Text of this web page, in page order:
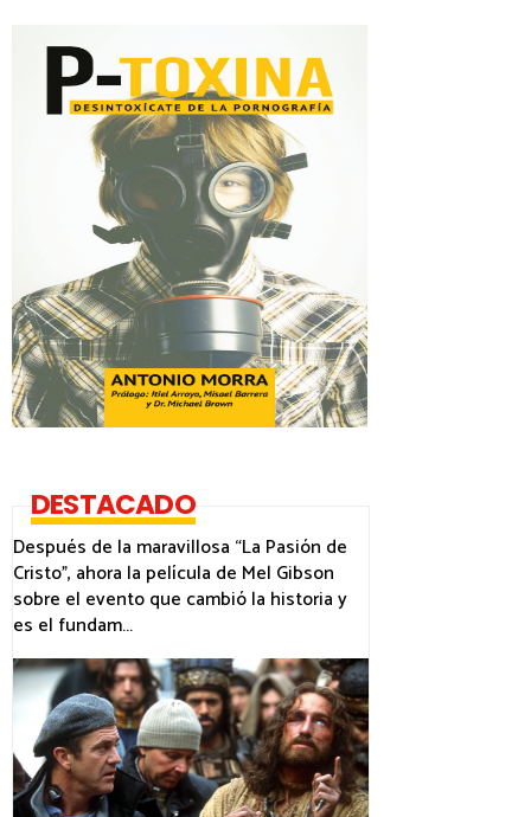
DESTACADO
Después de la maravillosa “La Pasión de
Cristo”, ahora la película de Mel Gibson
sobre el evento que cambió la historia y
es el fundam...